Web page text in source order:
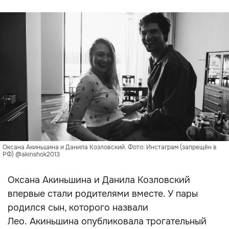
Оксана Акиньшина и Данила Козловский. Фото: Инстаграм (запрещён в
РФ) @akinshok2013
Оксана Акиньшина и Данила Козловский
впервые стали родителями вместе. У пары
родился сын, которого назвали
Лео. Акиньшина опубликовала трогательный